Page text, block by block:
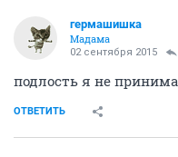
гермашишка
Мадама
02 сентября 2015
подлость я не
ОТВЕТИТЬ